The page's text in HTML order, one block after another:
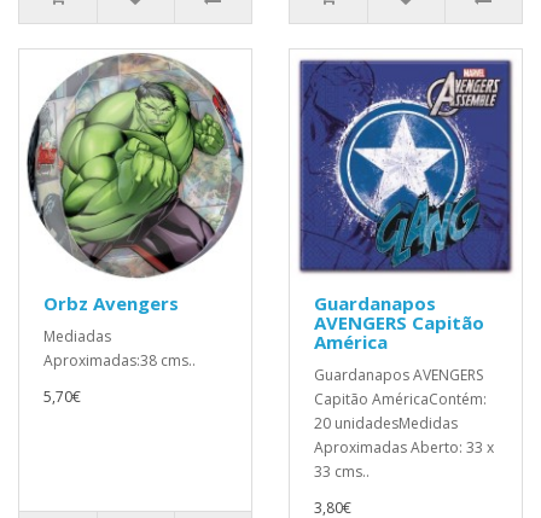
Orbz Avengers
Mediadas
Aproximadas:38 cms..
5,70€
Guardanapos
AVENGERS Capitão
América
Guardanapos AVENGERS
Capitão AméricaContém:
20 unidadesMedidas
Aproximadas Aberto: 33 x
33 cms..
3,80€